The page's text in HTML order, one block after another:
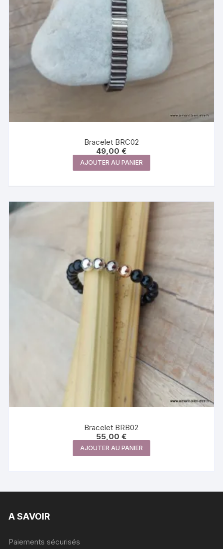
Bracelet BRC02
49,00€
AJOUTER AU PANIER
Bracelet BRB02
55,00€
AJOUTER AU PANIER
A SAVOIR
Paiements sécurisés